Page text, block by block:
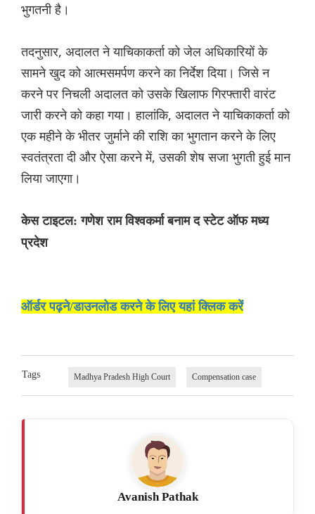
भुगतनी है।
तदनुसार, अदालत ने याचिकाकर्ता को जेल अधिकारियों के
सामने खुद को आत्मसमर्पण करने का निर्देश दिया। जिसे न
करने पर निचली अदालत को उसके खिलाफ गिरफ्तारी वारंट
जारी करने को कहा गया। हालांकि, अदालत ने याचिकाकर्ता को
एक महीने के भीतर जुर्माने की राशि का भुगतान करने के लिए
स्वतंत्रता दी और ऐसा करने में, उसकी शेष सजा भुगती हुई मान
लिया जाएगा।
केस टाइटल: गणेश राम विश्वकर्मा बनाम द स्टेट ऑफ मध्य
प्रदेश
ऑर्डर पढ़ने/डाउनलोड करने के लिए यहां क्लिक करें
Tags Madhya Pradesh High Court Compensation case
Avanish Pathak